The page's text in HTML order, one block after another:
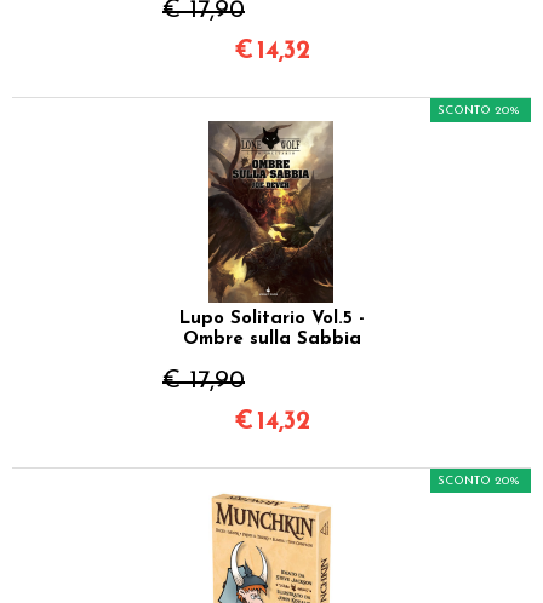
€ 17,90
€ 14,32
Lupo Solitario Vol.5 -
Ombre sulla Sabbia
€ 17,90
SCONTO 20%
€ 14,32
SCONTO 20%